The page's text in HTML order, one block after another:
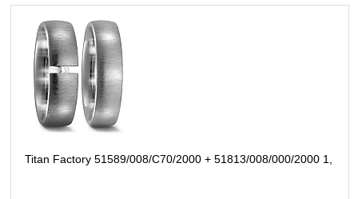
Titan Factory 51589/008/C70/2000 + 51813/008/000/2000 1,